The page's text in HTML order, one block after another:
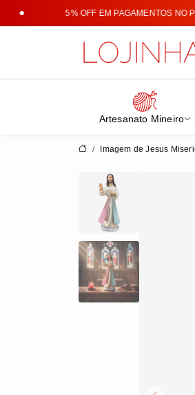
5% OFF EM PAGAMENTOS NO PIX
Artesanato Mineiro
Imagem de Jesus